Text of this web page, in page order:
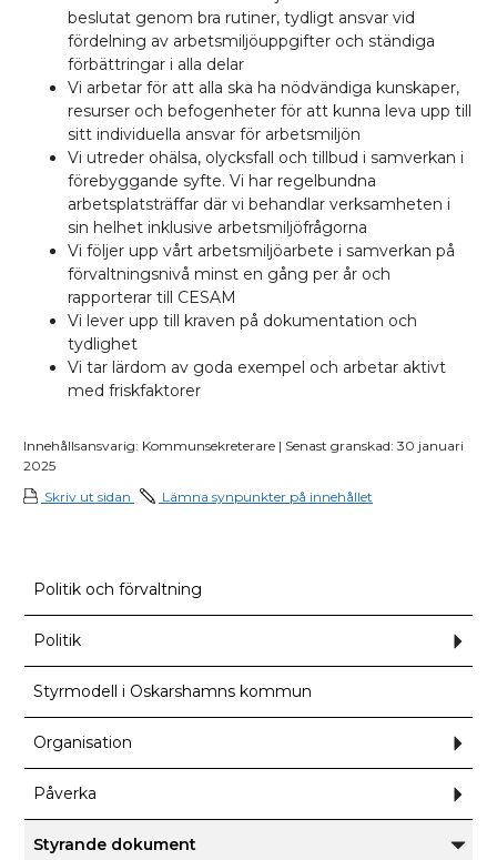
beslutat genom bra rutiner, tydligt ansvar vid
fördelning av arbetsmiljöuppgifter och ständiga
förbättringar i alla delar
Vi arbetar för att alla ska ha nödvändiga kunskaper,
resurser och befogenheter för att kunna leva upp till
sitt individuella ansvar för arbetsmiljön
Vi utreder ohälsa, olycksfall och tillbud i samverkan i
förebyggande syfte. Vi har regelbundna
arbetsplatsträffar där vi behandlar verksamheten i
sin helhet inklusive arbetsmiljöfrågorna
Vi följer upp vårt arbetsmiljöarbete i samverkan på
förvaltningsnivå minst en gång per år och
rapporterar till CESAM
Vi lever upp till kraven på dokumentation och
tydlighet
Vi tar lärdom av goda exempel och arbetar aktivt
med friskfaktorer
Innehållsansvarig: Kommunsekreterare | Senast granskad: 30 januari
2025
Skriv ut sidan
Lämna synpunkter på innehållet
Politik och förvaltning
Politik
Styrmodell i Oskarshamns kommun
Organisation
Påverka
Styrande dokument